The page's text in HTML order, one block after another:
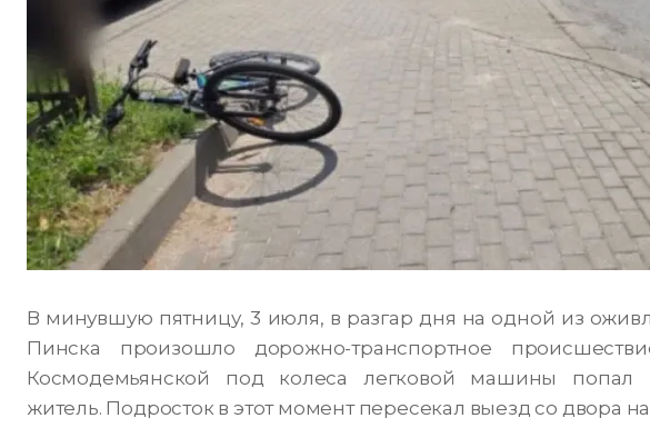
В минувшую пятницу, 3 июля, в разгар дня на одной из
Пинска произошло дорожно-транспортное
Космодемьянской под колеса легковой машины попал
житель. Подросток в этот момент пересекал выезд со двора